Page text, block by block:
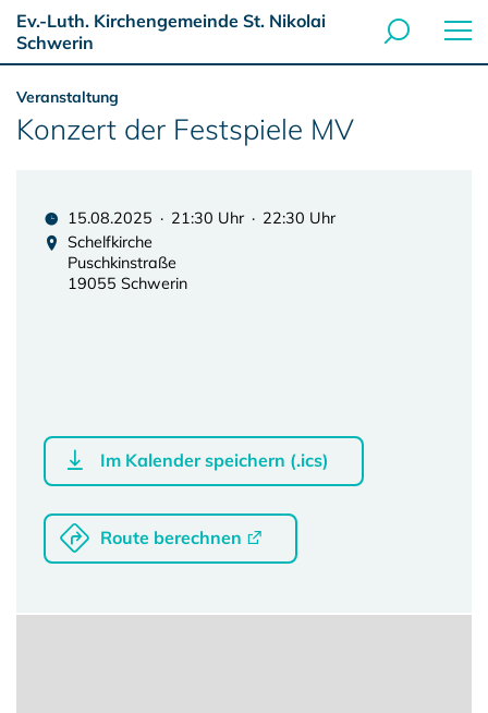
Ev.-Luth. Kirchengemeinde St. Nikolai
Schwerin
Veranstaltung
Konzert der Festspiele MV
15.08.2025 · 21:30 Uhr · 22:30 Uhr
Schelfkirche
Puschkinstraße
19055 Schwerin
Im Kalender speichern (.ics)
Route berechnen